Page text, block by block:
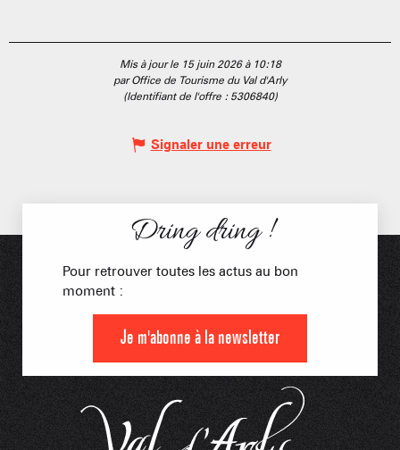
Mis à jour le 15 juin 2026 à 10:18
par Office de Tourisme du Val d'Arly
(Identifiant de l'offre : 5306840)
Signaler une erreur
Dring dring !
Pour retrouver toutes les actus au bon
moment :
Je m'abonne à la newsletter